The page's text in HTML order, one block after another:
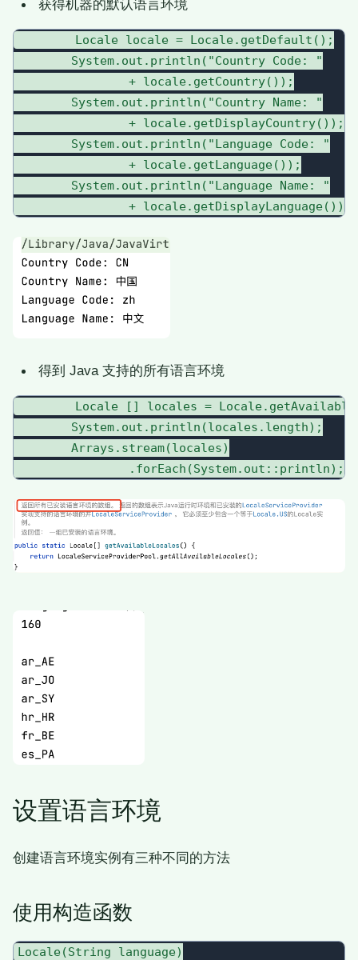
获得机器的默认语言环境
        Locale locale = Locale.getDefault();
        System.out.println("Country Code: "
                + locale.getCountry());
        System.out.println("Country Name: "
                + locale.getDisplayCountry());
        System.out.println("Language Code: "
                + locale.getLanguage());
        System.out.println("Language Name: "
得到 Java 支持的所有语言环境
Locale [] locales =
        System.out.println(locales.length);
        Arrays.stream(locales)
设置语言环境
创建语言环境实例有三种不同的方法
使用构造函数
Locale(String language)